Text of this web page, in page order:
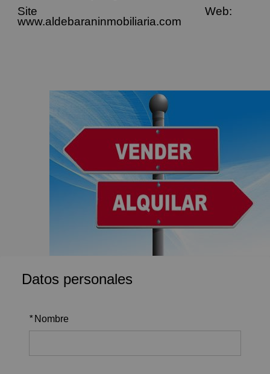
Site Web:
www.aldebaraninmobiliaria.com
Datos personales
* Nombre